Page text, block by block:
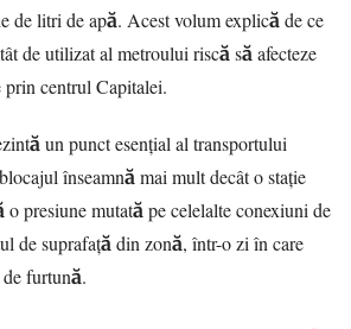
de litri de apă. Acest volum explică de ce
de utilizat al metroului riscă să afecteze
centrul Capitalei.
un punct esențial al transportului
înseamnă mai mult decât o stație
presiune mutată pe celelalte conexiuni de
de suprafață din zonă, într-o zi în care
de furtună.